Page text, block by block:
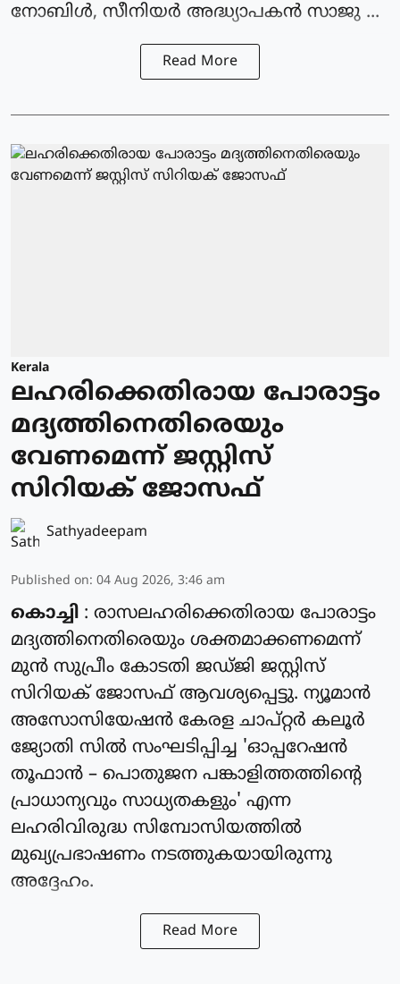
നോബിൾ, സീനിയർ അദ്ധ്യാപകൻ സാജു ...
Read More
Kerala
ലഹരിക്കെതിരായ പോരാട്ടം
മദ്യത്തിനെതിരെയും
വേണമെന്ന് ജസ്റ്റിസ്
സിറിയക് ജോസഫ്
Sathyadeepam
Published on: 04 Aug 2026, 3:46 am
കൊച്ചി : രാസലഹരിക്കെതിരായ പോരാട്ടം
മദ്യത്തിനെതിരെയും ശക്തമാക്കണമെന്ന്
മുൻ സുപ്രീം കോടതി ജഡ്ജി ജസ്റ്റിസ്
സിറിയക് ജോസഫ് ആവശ്യപ്പെട്ടു. ന്യൂമാൻ
അസോസിയേഷൻ കേരള ചാപ്റ്റർ കലൂർ
ജ്യോതി സിൽ സംഘടിപ്പിച്ച 'ഓപ്പറേഷൻ
തൂഫാൻ – പൊതുജന പങ്കാളിത്തത്തിന്റെ
പ്രാധാന്യവും സാധ്യതകളും' എന്ന
ലഹരിവിരുദ്ധ സിമ്പോസിയത്തിൽ
മുഖ്യപ്രഭാഷണം നടത്തുകയായിരുന്നു
അദ്ദേഹം.
Read More